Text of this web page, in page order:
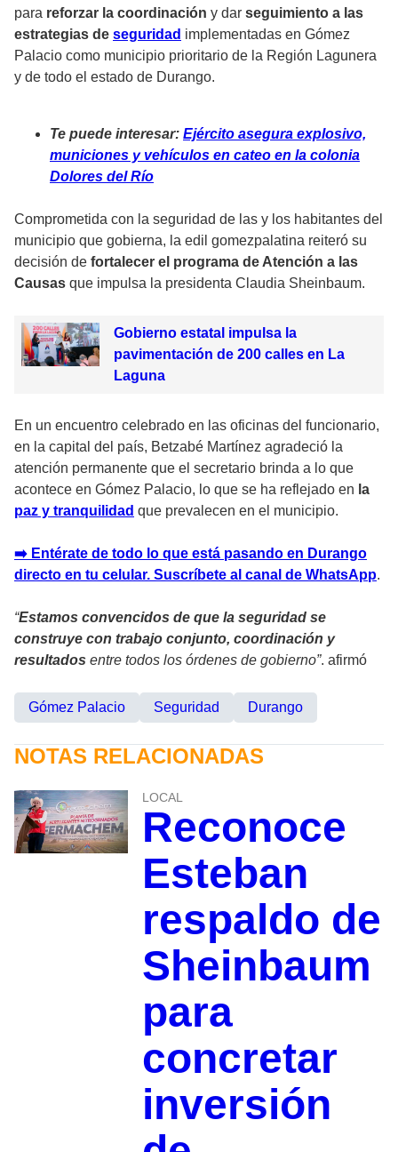
para reforzar la coordinación y dar seguimiento a las
estrategias de seguridad implementadas en Gómez
Palacio como municipio prioritario de la Región Lagunera
y de todo el estado de Durango.
Te puede interesar: Ejército asegura explosivo,
municiones y vehículos en cateo en la colonia
Dolores del Río
Comprometida con la seguridad de las y los habitantes del
municipio que gobierna, la edil gomezpalatina reiteró su
decisión de fortalecer el programa de Atención a las
Causas que impulsa la presidenta Claudia Sheinbaum.
Gobierno estatal impulsa la
pavimentación de 200 calles en La
Laguna
En un encuentro celebrado en las oficinas del funcionario,
en la capital del país, Betzabé Martínez agradeció la
atención permanente que el secretario brinda a lo que
acontece en Gómez Palacio, lo que se ha reflejado en la
paz y tranquilidad que prevalecen en el municipio.
➡️ Entérate de todo lo que está pasando en Durango
directo en tu celular. Suscríbete al canal de WhatsApp.
“Estamos convencidos de que la seguridad se
construye con trabajo conjunto, coordinación y
resultados entre todos los órdenes de gobierno”. afirmó
Gómez Palacio Seguridad Durango
NOTAS RELACIONADAS
LOCAL
Reconoce
Esteban
respaldo de
Sheinbaum
para
concretar
inversión